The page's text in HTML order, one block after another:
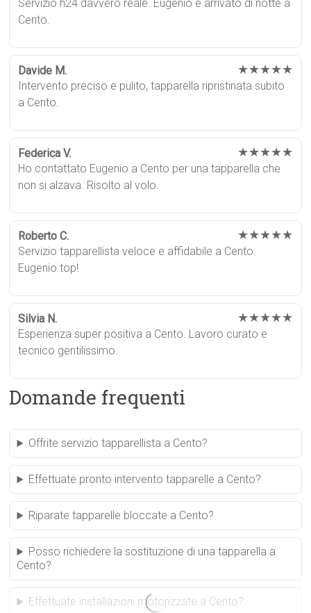
Servizio h24 davvero reale. Eugenio è arrivato di notte a
Cento.
Davide M. ★★★★★
Intervento preciso e pulito, tapparella ripristinata subito
a Cento.
Federica V. ★★★★★
Ho contattato Eugenio a Cento per una tapparella che
non si alzava. Risolto al volo.
Roberto C. ★★★★★
Servizio tapparellista veloce e affidabile a Cento.
Eugenio top!
Silvia N. ★★★★★
Esperienza super positiva a Cento. Lavoro curato e
tecnico gentilissimo.
Domande frequenti
Offrite servizio tapparellista a Cento?
Effettuate pronto intervento tapparelle a Cento?
Riparate tapparelle bloccate a Cento?
Posso richiedere la sostituzione di una tapparella a
Cento?
Effettuate installazioni motorizzate a Cento?